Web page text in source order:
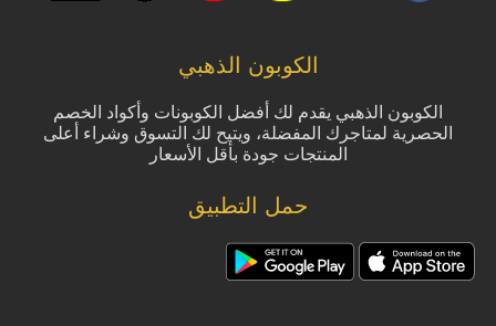
الكوبون الذهبي
الكوبون الذهبي يقدم لك أفضل الكوبونات وأكواد الخصم
الحصرية لمتاجرك المفضلة، ويتيح لك التسوق وشراء أعلى
المنتجات جودة بأقل الأسعار
حمل التطبيق